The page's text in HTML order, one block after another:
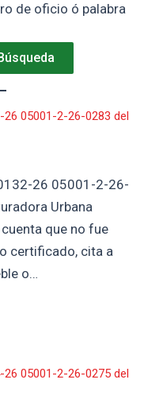
de oficio ó palabra
26 05001-2-26-0283 del
0132-26 05001-2-26-
Urbana
que no fue
certificado, cita a
o…
26 05001-2-26-0275 del